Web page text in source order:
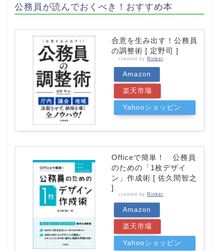
公務員が読んでおくべき！おすすめ本
合意を生み出す！公務員
の調整術 [ 定野司 ]
created by Rinker
Amazon
楽天市場
Yahooショッピン
Officeで簡単！ 公務員
のための「1枚デザイ
ン」作成術 [ 佐久間智之
]
created by Rinker
Amazon
楽天市場
Yahooショッピン